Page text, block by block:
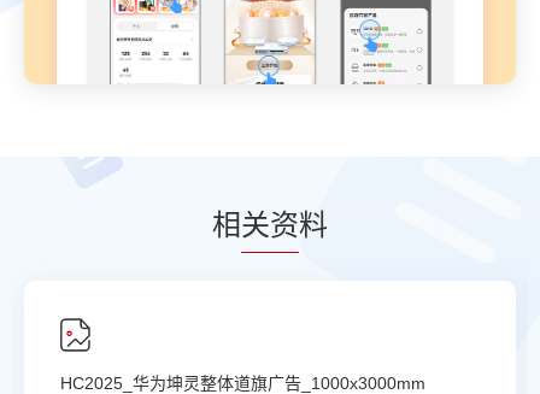
相关资料
HC2025_华为坤灵整体道旗广告_1000x3000mm